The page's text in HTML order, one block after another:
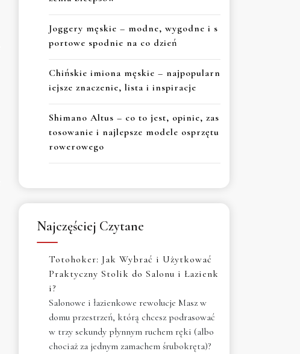
Joggery męskie – modne, wygodne i s
portowe spodnie na co dzień
Chińskie imiona męskie – najpopularn
iejsze znaczenie, lista i inspiracje
Shimano Altus – co to jest, opinie, zas
tosowanie i najlepsze modele osprzętu
rowerowego
Najczęściej Czytane
Totohoker: Jak Wybrać i Użytkować
Praktyczny Stolik do Salonu i Łazienk
i?
Salonowe i łazienkowe rewolucje Masz w
domu przestrzeń, którą chcesz podrasować
w trzy sekundy płynnym ruchem ręki (albo
chociaż za jednym zamachem śrubokręta)?